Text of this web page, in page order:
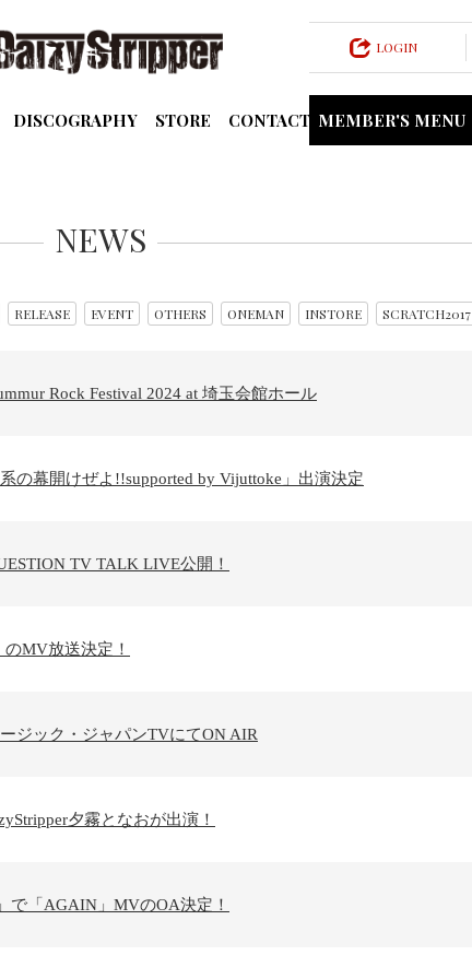
LOGIN
DISCOGRAPHY STORE CONTACT MEMBER'S MENU
NEWS
RELEASE EVENT OTHERS ONEMAN INSTORE SCRATCH2017
Rock Festival 2024 at 埼玉会館ホール
の幕開けぜよ!!supported by Vijuttoke」出演決定
TV TALK LIVE公開！
MV放送決定！
ジック・ジャパンTVにてON AIR
夕霧となおが出演！
で「AGAIN」MVのOA決定！